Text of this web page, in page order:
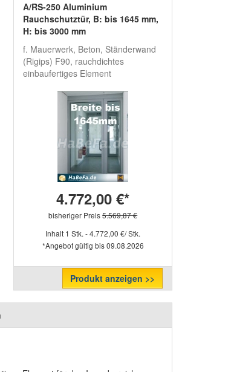
A/RS-250 Aluminium
Rauchschutztür, B: bis 1645 mm,
H: bis 3000 mm
f. Mauerwerk, Beton, Ständerwand
(Rigips) F90, rauchdichtes
einbaufertiges Element
4.772,00 €*
bisheriger Preis5.569,87 €
Inhalt 1 Stk. - 4.772,00 €/ Stk.
*Angebot gültig bis 09.08.2026
Produkt anzeigen >>